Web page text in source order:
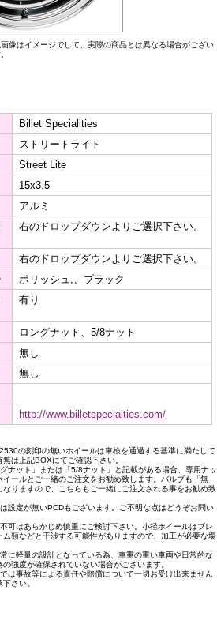
画像はイメージでして、実際の商品とは異なる場合がござい
Billet Specialities
ストリートライト
Street Lite
15x3.5
アルミ
右のドロップダウンよりご選択下さい。
右のドロップダウンよりご選択下さい。
ポリッシュ,、ブラック
有り
ロングナット、5/8ナット
無し
無し
http://www.billetspecialties.com/
の刻印の無いホイールは車検を通過する基準に満たして
は上記BOXにてご確認下さい。
ナット」または「5/8ナット」と記載がある場合、専用ナッ
イールとご一緒のご注文をお勧め致します。バルブも「無
なりますので、こちらもご一緒にご注文される事をお勧め致
設定が無いPCDもございます。ご不明な点はどうぞお問い
可はあらかじめ慎重にご検討下さい。小径ホイールはブレ
ム類などと干渉する可能性がありますので、加工が必要な場
に軽量の設計となっている為、車重の重い車両や日常的な
強度が確保されていない場合がございます。
は事故等による責任や賠償について一切お受け出来ません
さい。